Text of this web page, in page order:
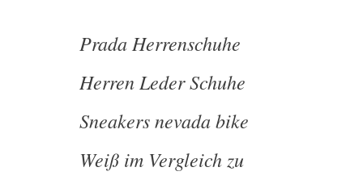
Prada Herrenschuhe
Herren Leder Schuhe
Sneakers nevada bike
Weiß im Vergleich zu